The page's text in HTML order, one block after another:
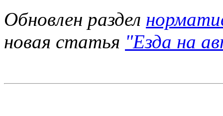
Обновлен раздел
новая статья "Езда на